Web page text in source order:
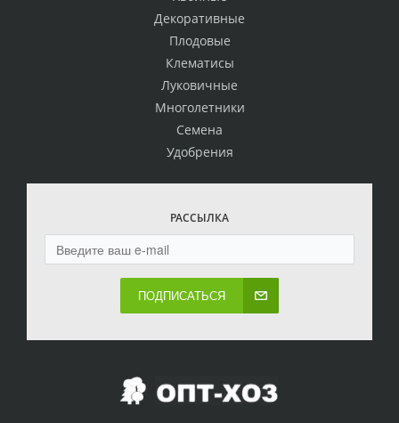
Декоративные
Плодовые
Клематисы
Луковичные
Многолетники
Семена
Удобрения
РАССЫЛКА
ПОДПИСАТЬСЯ